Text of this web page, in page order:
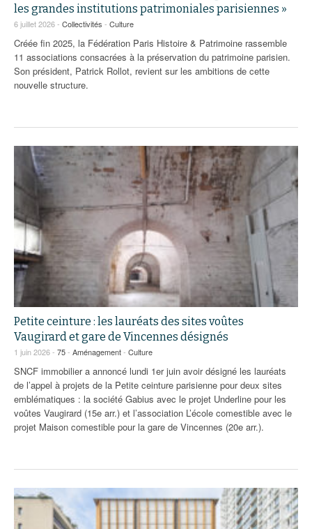
94
95
les grandes institutions patrimoniales parisiennes »
6 juillet 2026 - Collectivités - Culture
Créée fin 2025, la Fédération Paris Histoire & Patrimoine rassemble
11 associations consacrées à la préservation du patrimoine parisien.
Son président, Patrick Rollot, revient sur les ambitions de cette
nouvelle structure.
Petite ceinture : les lauréats des sites voûtes
Vaugirard et gare de Vincennes désignés
1 juin 2026 - 75- Aménagement- Culture
SNCF immobilier a annoncé lundi 1er juin avoir désigné les lauréats
de l’appel à projets de la Petite ceinture parisienne pour deux sites
emblématiques : la société Gabius avec le projet Underline pour les
voûtes Vaugirard (15e arr.) et l’association L’école comestible avec le
projet Maison comestible pour la gare de Vincennes (20e arr.).